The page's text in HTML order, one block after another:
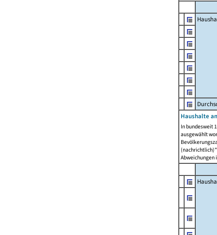
Haushalte
In bundesweit
ausgewählt
Abweichungen